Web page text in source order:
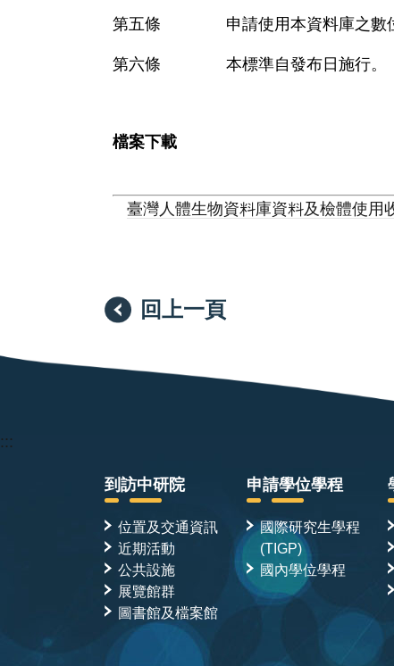
申請使用本資料庫之數
本標準自發布日施行。
檔案下載
臺灣人體生物資料庫資料及檢體使用
回上一頁
:::
到訪中研院
位置及交通資訊
近期活動
公共設施
展覽館群
圖書館及檔案館
申請學位學程
國際研究生學程
(TIGP)
國內學位學程